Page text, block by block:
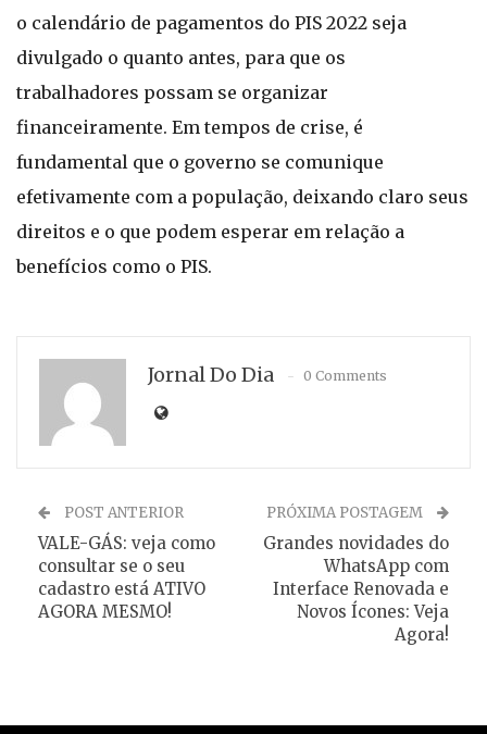
o calendário de pagamentos do PIS 2022 seja
divulgado o quanto antes, para que os
trabalhadores possam se organizar
financeiramente. Em tempos de crise, é
fundamental que o governo se comunique
efetivamente com a população, deixando claro seus
direitos e o que podem esperar em relação a
benefícios como o PIS.
Jornal Do Dia 0 Comments
POST ANTERIOR
VALE-GÁS: veja como
consultar se o seu
cadastro está ATIVO
AGORA MESMO!
PRÓXIMA POSTAGEM
Grandes novidades do
WhatsApp com
Interface Renovada e
Novos Ícones: Veja
Agora!